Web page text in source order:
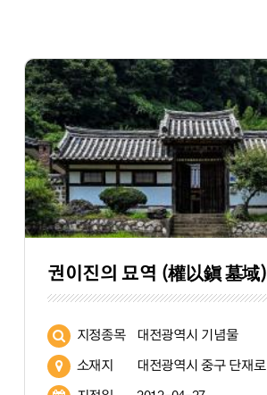
권이진의 묘역 (權以鎭 墓域)
지정종목 대전광역시 기념물
소재지